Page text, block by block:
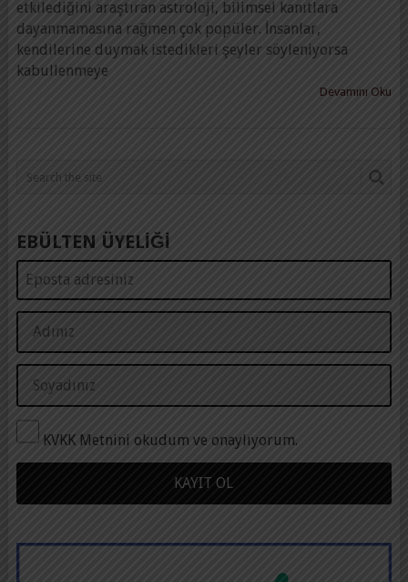
etkilediğini araştıran astroloji, bilimsel kanıtlara
dayanmamasına rağmen çok popüler. İnsanlar,
kendilerine duymak istedikleri şeyler söyleniyorsa
kabullenmeye
Devamını Oku
EBÜLTEN ÜYELİĞİ
KVKK Metnini okudum ve onaylıyorum.